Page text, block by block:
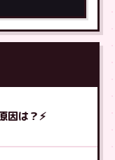
因は？⚡